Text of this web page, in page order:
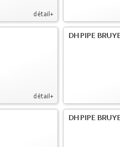
détail+
détail+
DH PIPE
DH PIPE